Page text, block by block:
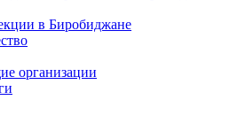
в Биробиджане
организации